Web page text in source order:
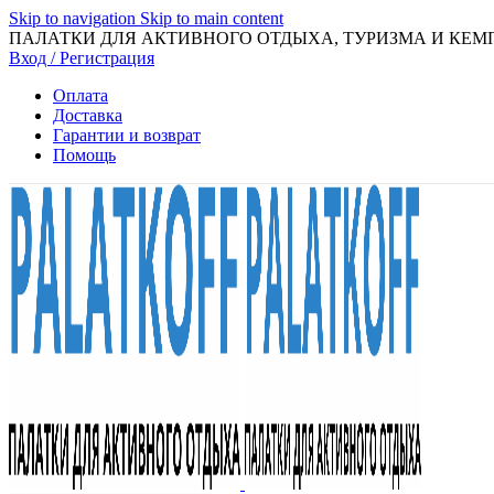
Skip to navigation Skip to main content
ПАЛАТКИ ДЛЯ АКТИВНОГО ОТДЫХА, ТУРИЗМА И
Вход / Регистрация
Оплата
Доставка
Гарантии и возврат
Помощь